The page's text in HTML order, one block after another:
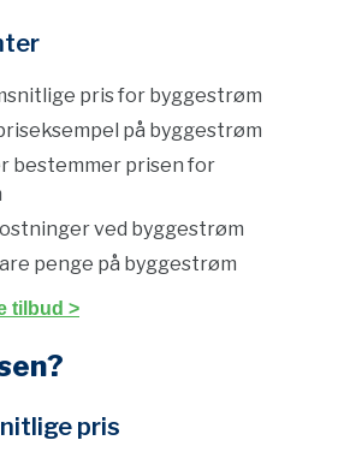
pris for byggestrøm
på byggestrøm
bestemmer prisen for
ved byggestrøm
penge på byggestrøm
tilbud >
pris